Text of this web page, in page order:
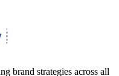
brand strategies across all